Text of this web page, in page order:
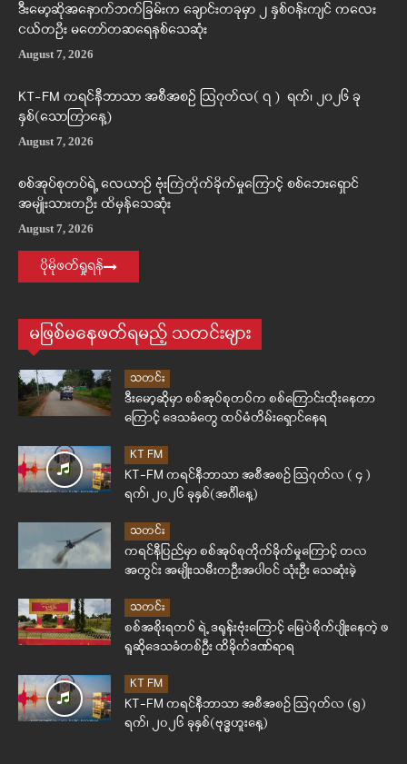
ဒီးမော့ဆိုအနောက်ဘက်ခြမ်းက ချောင်းတခုမှာ ၂ နှစ်ဝန်းကျင် ကလေး
ငယ်တဦး မတော်တဆရေနစ်သေဆုံး
August 7, 2026
KT-FM ကရင်နီဘာသာ အစီအစဉ် ဩဂုတ်လ( ၇ ) ရက်၊ ၂၀၂၆ ခု
နှစ်(သောကြာနေ့)
August 7, 2026
စစ်အုပ်စုတပ်ရဲ့ လေယာဉ် ဗုံးကြဲတိုက်ခိုက်မှုကြောင့် စစ်ဘေးရှောင်
အမျိုးသားတဦး ထိမှန်သေဆုံး
August 7, 2026
ပိုမိုဖတ်ရှုရန်
မဖြစ်မနေဖတ်ရမည့် သတင်းများ
သတင်း
ဒီးမော့ဆိုမှာ စစ်အုပ်စုတပ်က စစ်ကြောင်းထိုးနေတာ
ကြောင့် ဒေသခံတွေ ထပ်မံတိမ်းရှောင်နေရ
KT FM
KT-FM ကရင်နီဘာသာ အစီအစဉ် ဩဂုတ်လ ( ၄ )
ရက်၊ ၂၀၂၆ ခုနှစ်(အင်္ဂါနေ့)
သတင်း
ကရင်နီပြည်မှာ စစ်အုပ်စုတိုက်ခိုက်မှုကြောင့် တလ
အတွင်း အမျိုးသမီးတဦးအပါဝင် သုံးဦး သေဆုံးခဲ့
သတင်း
စစ်အစိုးရတပ် ရဲ့ ဒရုန်းဗုံးကြောင့် မြေပဲစိုက်ပျိုးနေတဲ့ ဖ
ရူဆိုဒေသခံတစ်ဦး ထိခိုက်ဒဏ်ရာရ
KT FM
KT-FM ကရင်နီဘာသာ အစီအစဉ် ဩဂုတ်လ (၅)
ရက်၊ ၂၀၂၆ ခုနှစ်(ဗုဒ္ဓဟူးနေ့)